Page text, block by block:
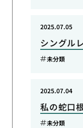
シングル
2025.07.05
未分類
私の蛇口
2025.07.04
未分類